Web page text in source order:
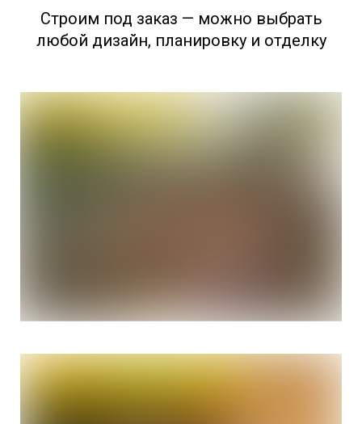
Строим под заказ — можно выбрать
любой дизайн, планировку и отделку